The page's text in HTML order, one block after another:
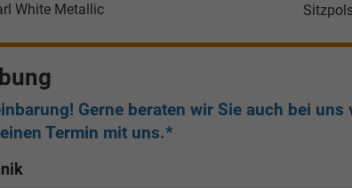
White Metallic
Gerne beraten wir Sie auch bei
Termin mit uns.*